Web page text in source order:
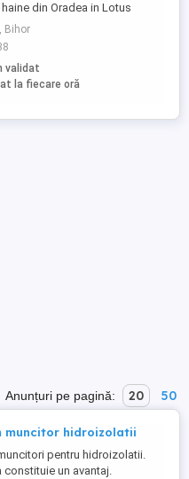
din Oradea in Lotus
Nufarul). Salar: 1.500 RON
pe luna. Program lucru 4
7-11 dimineata), cu contract
si oferim seriozitate.
la telefon.
Bihor
validat
la fiecare oră
Anunțuri pe pagină: 20 50
muncitor hidroizolatii
pentru hidroizolatii.
constituie un avantaj.